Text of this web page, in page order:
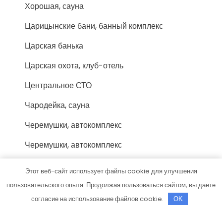
Хорошая, сауна
Царицынские бани, банный комплекс
Царская банька
Царская охота, клуб-отель
Центральное СТО
Чародейка, сауна
Черемушки, автокомплекс
Черемушки, автокомплекс
Шиномонтаж
Эвакуатор Кострома, эвакуационная фирма
Этот веб-сайт использует файлы cookie для улучшения
пользовательского опыта. Продолжая пользоваться сайтом, вы даете
согласие на использование файлов cookie.
OK